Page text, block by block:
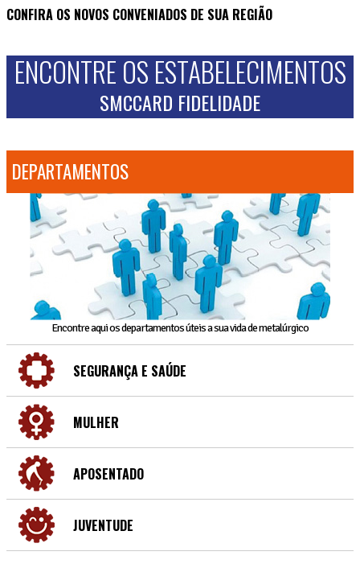
CONFIRA OS NOVOS CONVENIADOS DE SUA REGIÃO
ENCONTRE OS ESTABELECIMENTOS
SMCCARD FIDELIDADE
DEPARTAMENTOS
Encontre aqui os departamentos úteis a sua vida de metalúrgico
SEGURANÇA E SAÚDE
MULHER
APOSENTADO
JUVENTUDE